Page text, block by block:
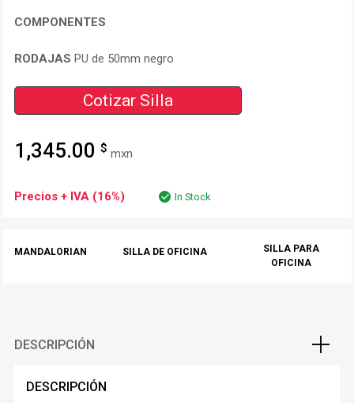
COMPONENTES
RODAJAS PU de 50mm negro
Cotizar Silla
1,345.00 $ mxn
Precios + IVA (16%) In Stock
MANDALORIAN SILLA DE OFICINA
SILLA PARA
OFICINA
DESCRIPCIÓN
DESCRIPCIÓN